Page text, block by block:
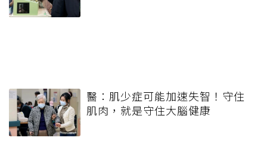
醫：肌少症可能加速失智！守住
肌肉，就是守住大腦健康